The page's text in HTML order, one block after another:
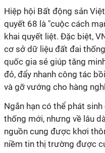
Hiệp hội Bất động sản
quyết 68 là "cuộc cách
khai quyết liệt. Đặc biệt,
cơ sở dữ liệu đất đai
quốc gia sẻ giúp tăng
đỏ, đẩy nhanh công tác
và gỡ vướng cho hàng
Ngắn hạn có thể phát
thống mới, nhưng về lâu
nguồn cung được khơi
niềm tin thị trường được